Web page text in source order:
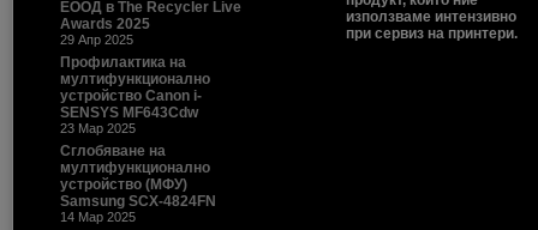
ЕООД в The Recycler Live
Awards 2025
29 Апр 2025
Профилактика на
мултифункционално
устройство Canon i-
SENSYS MF643Cdw
23 Мар 2025
Сглобяване на
мултифункционално
устройство (МФУ)
Samsung SCX-4824FN
14 Мар 2025
използваме интензивно
при сервиз на принтери.